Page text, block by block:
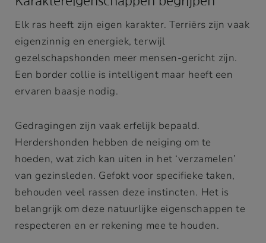
Elk ras heeft zijn eigen karakter. Terriërs zijn vaak
eigenzinnig en energiek, terwijl
gezelschapshonden meer mensen-gericht zijn.
Een border collie is intelligent maar heeft een
ervaren baasje nodig.
Gedragingen zijn vaak erfelijk bepaald.
Herdershonden hebben de neiging om te
hoeden, wat zich kan uiten in het ‘verzamelen’
van gezinsleden. Gefokt voor specifieke taken,
behouden veel rassen deze instincten. Het is
belangrijk om deze natuurlijke eigenschappen te
respecteren en er rekening mee te houden.